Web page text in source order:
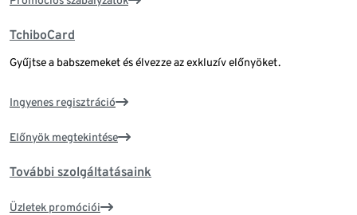
TchiboCard
Gyűjtse a babszemeket és élvezze az exkluzív előnyöket.
Ingyenes regisztráció
Előnyök megtekintése
További szolgáltatásaink
Üzletek promóciói